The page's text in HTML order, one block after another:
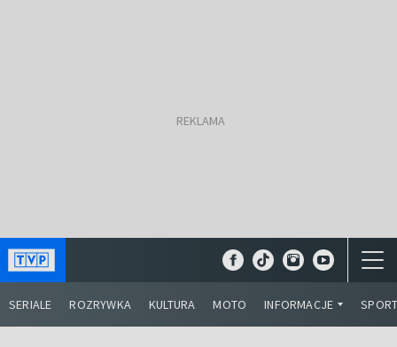
SERIALE ROZRYWKA KULTURA MOTO INFORMACJE